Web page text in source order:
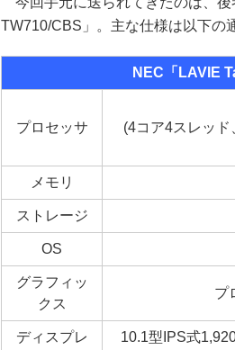
TW710/CBS」。主な仕様は以下の
NEC「LAVIE
プロセッサ
(4コア4スレッド
メモリ
ストレージ
OS
グラフィッ
クス
プ
ディスプレ
10.1型IPS式